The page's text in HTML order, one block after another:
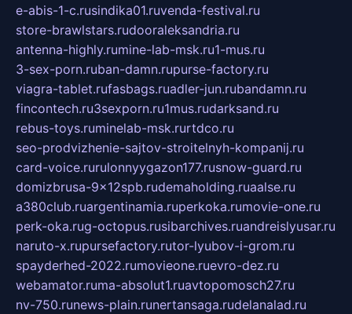
e-abis-1-c.rusindika01.ruvenda-festival.ru
store-brawlstars.rudooraleksandria.ru
antenna-highly.rumine-lab-msk.ru1-mus.ru
3-sex-porn.ruban-damn.rupurse-factory.ru
viagra-tablet.rufasbags.ruadler-jun.rubandamn.ru
fincontech.ru3sexporn.ru1mus.rudarksand.ru
rebus-toys.ruminelab-msk.rurtdco.ru
seo-prodvizhenie-sajtov-stroitelnyh-kompanij.ru
card-voice.rurulonnyygazon177.rusnow-guard.ru
domizbrusa-9x12spb.rudemaholding.ruaalse.ru
a380club.ruargentinamia.ruperkoka.rumovie-one.ru
perk-oka.rug-octopus.rusibarchives.ruandreislyusar.ru
naruto-x.rupursefactory.rutor-lyubov-i-grom.ru
spayderhed-2022.rumovieone.ruevro-dez.ru
webamator.ruma-absolut1.ruavtopomosch27.ru
nv-750.runews-plain.runertansaga.rudelanalad.ru